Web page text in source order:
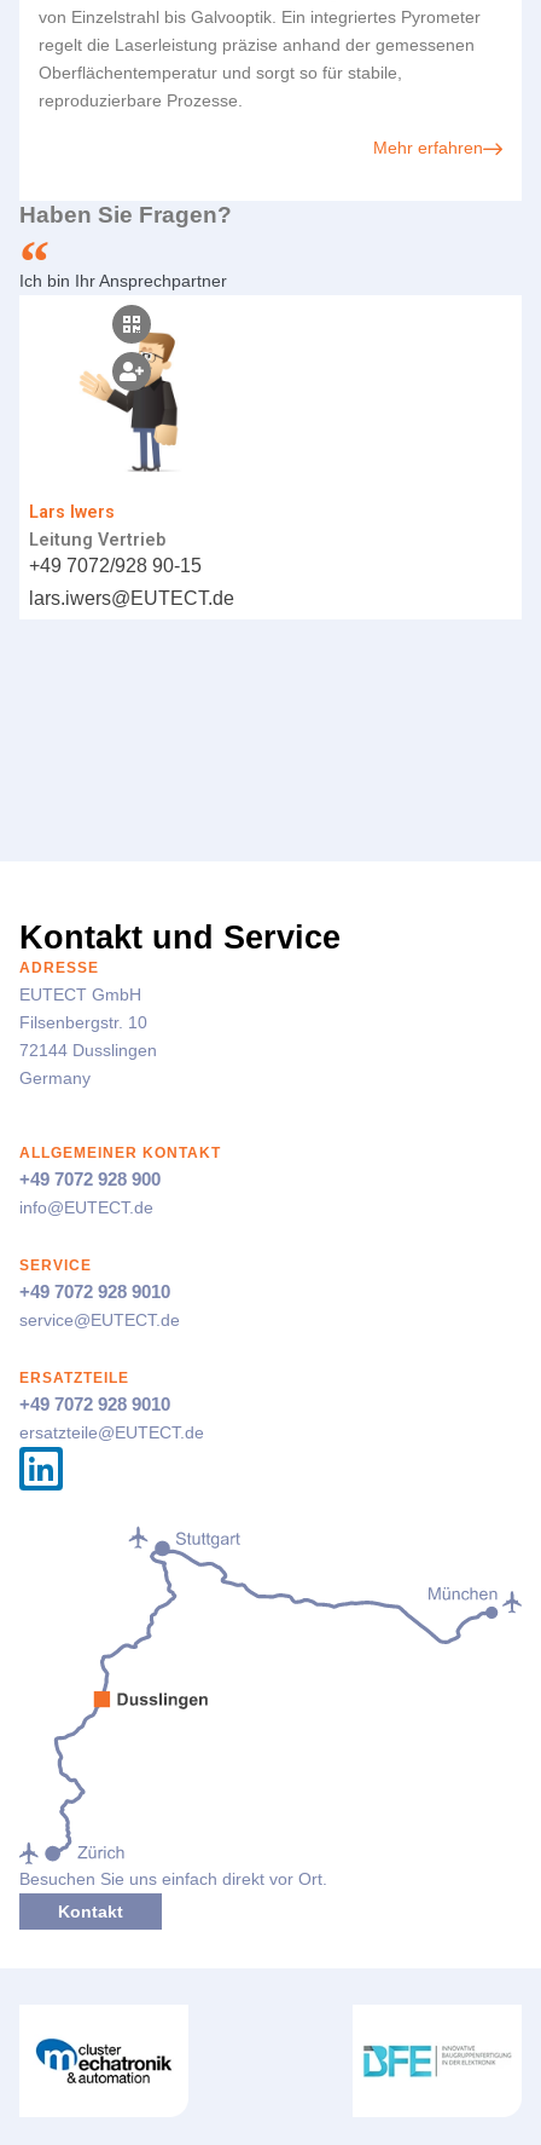
von Einzelstrahl bis Galvooptik. Ein integriertes Pyrometer
regelt die Laserleistung präzise anhand der gemessenen
Oberflächentemperatur und sorgt so für stabile,
reproduzierbare Prozesse.
Mehr erfahren
Haben Sie Fragen?
Ich bin Ihr Ansprechpartner
Lars Iwers
Leitung Vertrieb
+49 7072/928 90-15
lars.iwers@EUTECT.de
Kontakt und Service
ADRESSE
EUTECT GmbH
Filsenbergstr. 10
72144 Dusslingen
Germany
ALLGEMEINER KONTAKT
+49 7072 928 900
info@EUTECT.de
SERVICE
+49 7072 928 9010
service@EUTECT.de
ERSATZTEILE
+49 7072 928 9010
ersatzteile@EUTECT.de
Besuchen Sie uns einfach direkt vor Ort.
Kontakt